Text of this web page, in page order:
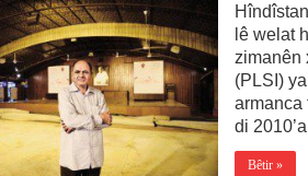
lê welat
zimanên
(PLSI)
armanca
di
Bêtir »